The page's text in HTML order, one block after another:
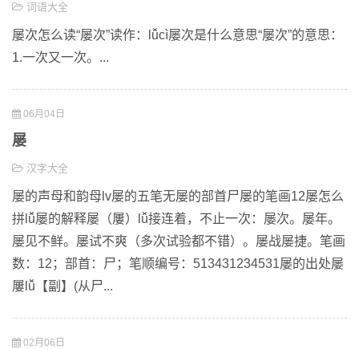
词语大全
屡次怎么读“屡次”读作：lǚcì屡次是什么意思“屡次”的意思：
1.一次又一次。...
06月04日
屡
汉字大全
屡的声母和韵母lv屡的五笔无屡的部首尸屡的笔画12屡怎么
拼lǚ屡的解释屡（屢）lǚ接连着，不止一次：屡次。屡年。
屡见不鲜。屡试不爽（多次试验都不错）。屡战屡捷。笔画
数：12；部首：尸；笔顺编号：513431234531屡的出处屡
屢lǚ【副】(从尸...
02月06日